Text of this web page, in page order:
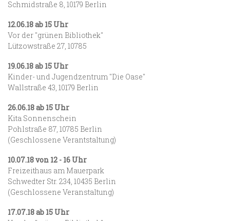
Schmidstraße 8, 10179 Berlin
12.06.18 ab 15 Uhr
Vor der "grünen Bibliothek"
Lützowstraße 27, 10785
19.06.18 ab 15 Uhr
Kinder- und Jugendzentrum "Die Oase"
Wallstraße 43, 10179 Berlin
26.06.18 ab 15 Uhr
Kita Sonnenschein
Pohlstraße 87, 10785 Berlin
(Geschlossene Verantstaltung)
10.07.18 von 12 - 16 Uhr
Freizeithaus am Mauerpark
Schwedter Str. 234, 10435 Berlin
(Geschlossene Veranstaltung)
17.07.18 ab 15 Uhr